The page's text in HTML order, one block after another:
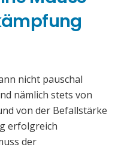
nicht pauschal
nämlich stets von
von der Befallstärke
erfolgreich
der